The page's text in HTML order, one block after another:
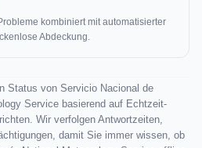
kombiniert mit automatisierter
Abdeckung.
Status von Servicio Nacional de
Service basierend auf Echtzeit-
Wir verfolgen Antwortzeiten,
damit Sie immer wissen, ob